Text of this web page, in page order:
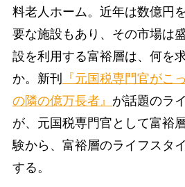
料老人ホーム。近年は数億円
要な施設もあり、その市場は
設を利用する富裕層は、何を
か。新刊
『元国税専門官がこ
の隣の億万長者』 が話題のラ
が、元国税専門官として富裕
験から、富裕層のライフスタ
する。